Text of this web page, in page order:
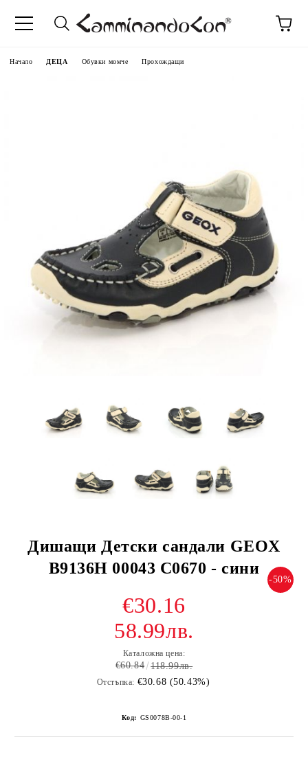
Начало ДЕЦА Обувки момче Прохождащи
Дишащи Детски сандали GEOX
B9136H 00043 C0670 - сини
-50%
€30.16
58.99лв.
Каталожна цена:
€60.84 118.99лв.
Отстъпка: €30.68 (50.43%)
Код: GS0078B-00-1